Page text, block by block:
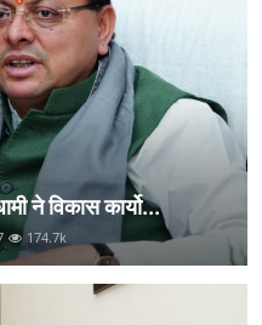
ने विकास कार्यो...
174.7k